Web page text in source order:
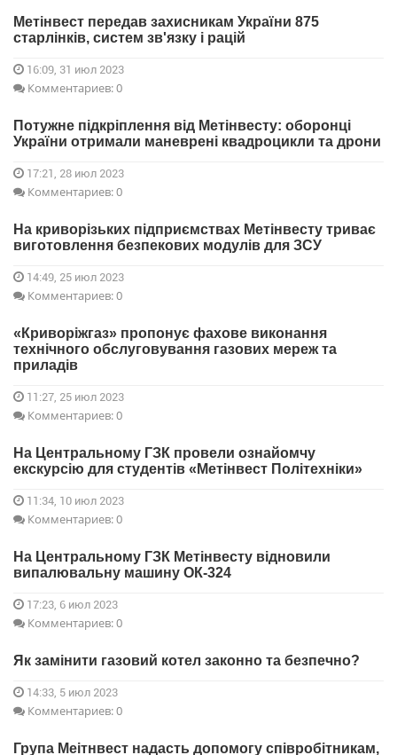
Метінвест передав захисникам України 875
старлінків, систем зв'язку і рацій
16:09, 31 июл 2023
Комментариев: 0
Потужне підкріплення від Метінвесту: оборонці
України отримали маневрені квадроцикли та дрони
17:21, 28 июл 2023
Комментариев: 0
На криворізьких підприємствах Метінвесту триває
виготовлення безпекових модулів для ЗСУ
14:49, 25 июл 2023
Комментариев: 0
«Криворіжгаз» пропонує фахове виконання
технічного обслуговування газових мереж та
приладів
11:27, 25 июл 2023
Комментариев: 0
На Центральному ГЗК провели ознайомчу
екскурсію для студентів «Метінвест Політехніки»
11:34, 10 июл 2023
Комментариев: 0
На Центральному ГЗК Метінвесту відновили
випалювальну машину ОК-324
17:23, 6 июл 2023
Комментариев: 0
Як замінити газовий котел законно та безпечно?
14:33, 5 июл 2023
Комментариев: 0
Група Меітнвест надасть допомогу співробітникам,